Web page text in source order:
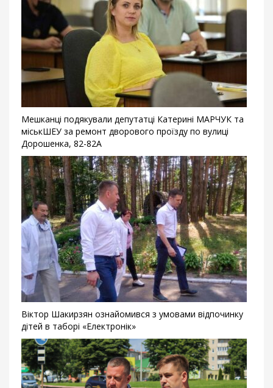
Мешканці подякували депутатці Катерині МАРЧУК та
міськШЕУ за ремонт дворового проїзду по вулиці
Дорошенка, 82-82А
Віктор Шакирзян ознайомився з умовами відпочинку
дітей в таборі «Електронік»